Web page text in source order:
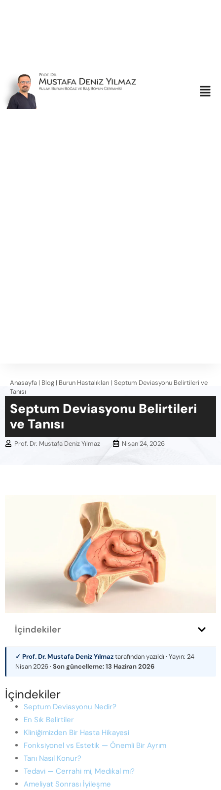
Anasayfa | Blog | Burun Hastalıkları | Septum Deviasyonu Belirtileri ve
Tanısı
Septum Deviasyonu Belirtileri
ve Tanısı
Prof. Dr. Mustafa Deniz Yılmaz Nisan 24, 2026
İçindekiler
✓ Prof. Dr. Mustafa Deniz Yılmaztarafından yazıldı · Yayın: 24
Nisan 2026· Son güncelleme:13 Haziran 2026
İçindekiler
Septum Deviasyonu Nedir?
En Sık Belirtiler
Kliniğimizden Bir Hasta Hikayesi
Fonksiyonel vs Estetik — Önemli Bir Ayrım
Tanı Nasıl Konur?
Tedavi — Cerrahi mi, Medikal mi?
Ameliyat Sonrası İyileşme